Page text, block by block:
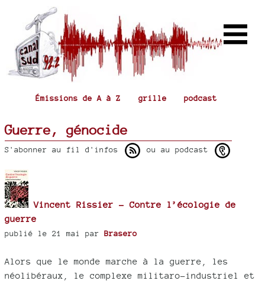
Émissions de A à Z grille podcast
Guerre, génocide
S'abonner au fil d'infos ou au podcast
Vincent Rissier - Contre l’écologie de
guerre
publié le 21 mai par Brasero
Alors que le monde marche à la guerre, les
néolibéraux, le complexe militaro-industriel et